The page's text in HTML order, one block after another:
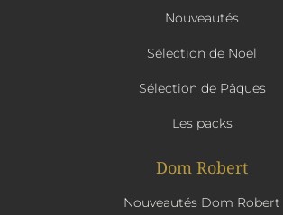
Nouveautés
Sélection de Noël
Sélection de Pâques
Les packs
Dom Robert
Nouveautés Dom Robert